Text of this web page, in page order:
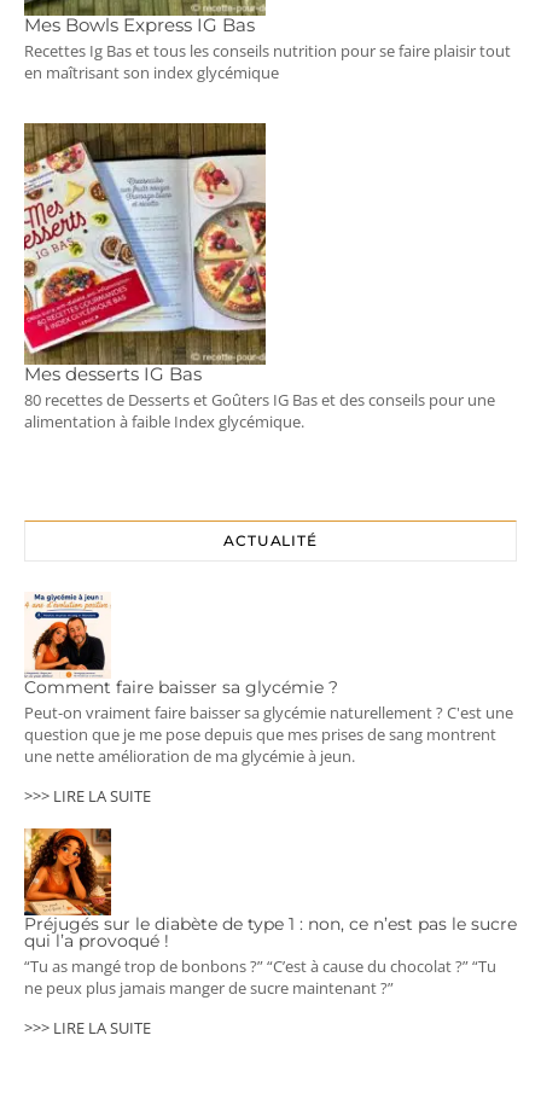
Mes Bowls Express IG Bas
Recettes Ig Bas et tous les conseils nutrition pour se faire plaisir tout
en maîtrisant son index glycémique
Mes desserts IG Bas
80 recettes de Desserts et Goûters IG Bas et des conseils pour une
alimentation à faible Index glycémique.
ACTUALITÉ
Comment faire baisser sa glycémie ?
Peut-on vraiment faire baisser sa glycémie naturellement ? C'est une
question que je me pose depuis que mes prises de sang montrent
une nette amélioration de ma glycémie à jeun.
>>> LIRE LA SUITE
Préjugés sur le diabète de type 1 : non, ce n’est pas le sucre
qui l’a provoqué !
“Tu as mangé trop de bonbons ?” “C’est à cause du chocolat ?” “Tu
ne peux plus jamais manger de sucre maintenant ?”
>>> LIRE LA SUITE